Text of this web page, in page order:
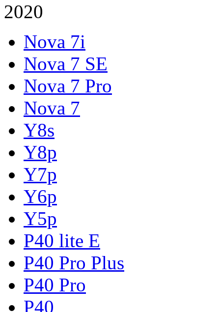
2020
Nova 7i
Nova 7 SE
Nova 7 Pro
Nova 7
Y8s
Y8p
Y7p
Y6p
Y5p
P40 lite E
P40 Pro Plus
P40 Pro
P40